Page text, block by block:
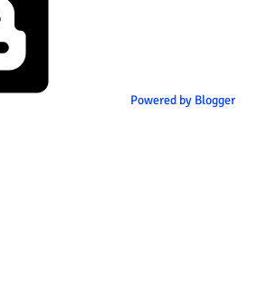
Powered by Blogger